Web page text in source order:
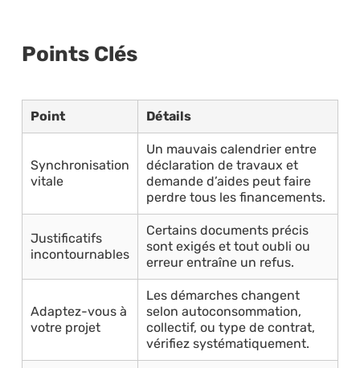
Points Clés
Point Détails
Synchronisation
vitale
Un mauvais calendrier entre
déclaration de travaux et
demande d’aides peut faire
perdre tous les financements.
Justificatifs
incontournables
Certains documents précis
sont exigés et tout oubli ou
erreur entraîne un refus.
Adaptez-vous à
votre projet
Les démarches changent
selon autoconsommation,
collectif, ou type de contrat,
vérifiez systématiquement.